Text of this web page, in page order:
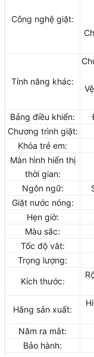
Công nghệ giặt:
Tính năng khác:
Bảng điều khiển:
Chương trình giặt:
Khóa trẻ em:
Màn hình hiển thị
thời gian:
Ngôn ngữ:
Giặt nước nóng:
Hẹn giờ:
Màu sắc:
Tốc độ vắt:
Trọng lượng:
Kích thước:
Hãng sản xuất:
Năm ra mắt:
Bảo hành: